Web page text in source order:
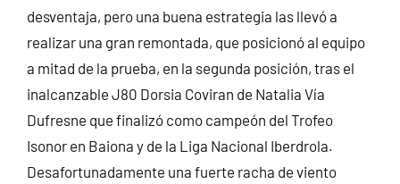
desventaja, pero una buena estrategia las llevó a
realizar una gran remontada, que posicionó al equipo
a mitad de la prueba, en la segunda posición, tras el
inalcanzable J80 Dorsia Coviran de Natalia Vía
Dufresne que finalizó como campeón del Trofeo
Isonor en Baiona y de la Liga Nacional Iberdrola.
Desafortunadamente una fuerte racha de viento